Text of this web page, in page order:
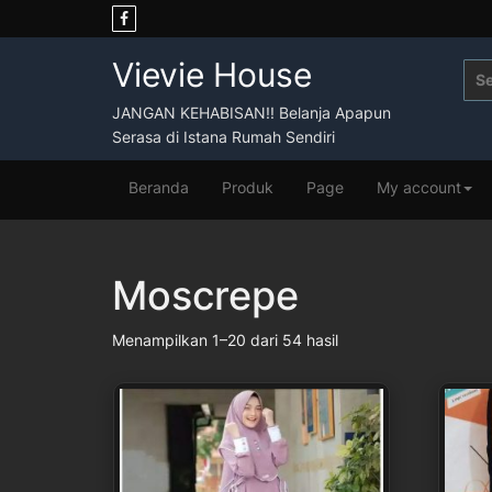
to
Vievie House
JANGAN KEHABISAN!! Belanja Apapun
Serasa di Istana Rumah Sendiri
Beranda Produk Page My account
Moscrepe
Menampilkan 1–20 dari 54 hasil